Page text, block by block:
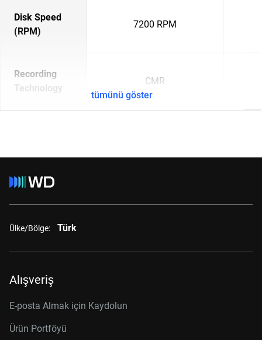
Disk Speed
(RPM)
7200 RPM
Recording
Technology
CMR
tümünü göster
Ülke/Bölge: Türk
Alışveriş
E-posta Almak için Kaydolun
Ürün Portföyü